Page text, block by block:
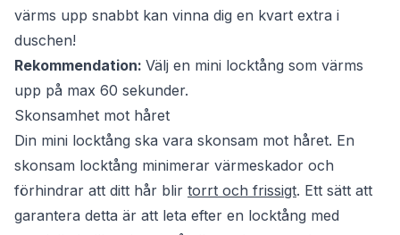
värms upp snabbt kan vinna dig en kvart extra i
duschen!
Rekommendation: Välj en mini locktång som värms
upp på max 60 sekunder.
Skonsamhet mot håret
Din mini locktång ska vara skonsam mot håret. En
skonsam locktång minimerar värmeskador och
förhindrar att ditt hår blir torrt och frissigt. Ett sätt att
garantera detta är att leta efter en locktång med